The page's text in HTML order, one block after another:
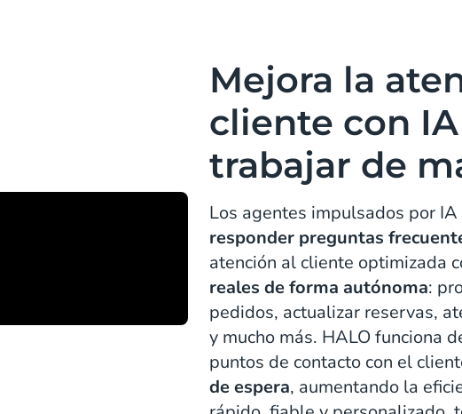
Mejora la
cliente con
trabajar de
Los agentes impulsados por IA
responder preguntas
atención al cliente optimizada
reales de forma autónoma:
pedidos, actualizar reservas,
y mucho más. HALO funciona
puntos de contacto con el
de espera, aumentando la